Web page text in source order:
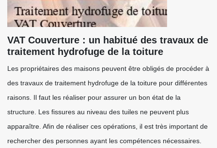
VAT Couverture : un habitué des travaux de
traitement hydrofuge de la toiture
Les propriétaires des maisons peuvent être obligés de procéder à
des travaux de traitement hydrofuge de la toiture pour différentes
raisons. Il faut les réaliser pour assurer un bon état de la
structure. Les fissures au niveau des tuiles ne peuvent plus
apparaître. Afin de réaliser ces opérations, il est très important de
rechercher des personnes ayant les compétences nécessaires.